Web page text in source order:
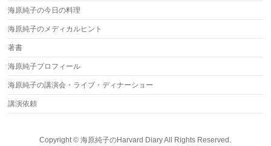
海原純子の今日の料理
海原純子のメディカルヒント
著書
海原純子プロフィール
海原純子の講演会・ライブ・ディナーショー
講演依頼
Copyright ©海原純子のHarvard DiaryAll Rights Reserved.